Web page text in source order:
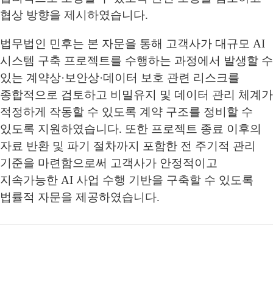
협상 방향을 제시하였습니다.
법무법인 민후는 본 자문을 통해 고객사가 대규모 AI
시스템 구축 프로젝트를 수행하는 과정에서 발생할 수
있는 계약상·보안상·데이터 보호 관련 리스크를
종합적으로 검토하고 비밀유지 및 데이터 관리 체계가
적정하게 작동할 수 있도록 계약 구조를 정비할 수
있도록 지원하였습니다. 또한 프로젝트 종료 이후의
자료 반환 및 파기 절차까지 포함한 전 주기적 관리
기준을 마련함으로써 고객사가 안정적이고
지속가능한 AI 사업 수행 기반을 구축할 수 있도록
법률적 자문을 제공하였습니다.